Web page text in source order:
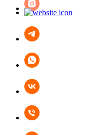
ЛАЗЕРТАГ
БОУЛИНГ
КАРАОКЕ
АФИША
АКЦИИ